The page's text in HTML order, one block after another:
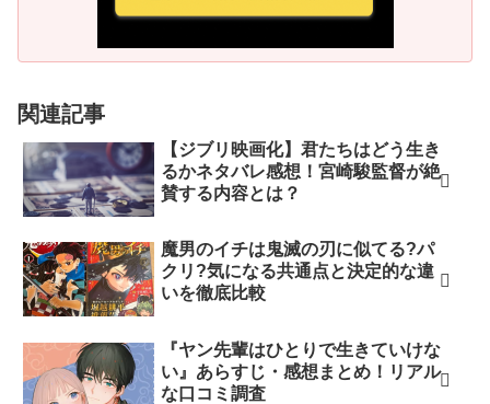
関連記事
【ジブリ映画化】君たちはどう生き
るかネタバレ感想！宮崎駿監督が絶
賛する内容とは？
魔男のイチは鬼滅の刃に似てる?パ
クリ?気になる共通点と決定的な違
いを徹底比較
『ヤン先輩はひとりで生きていけな
い』あらすじ・感想まとめ！リアル
な口コミ調査